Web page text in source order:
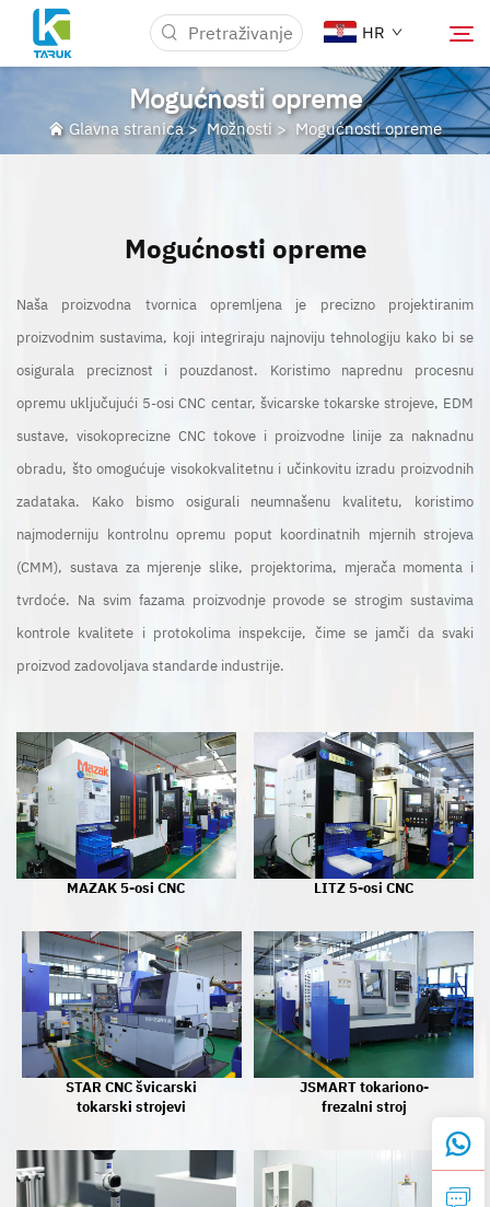
HR
Zašto TARUK
Vijesti i događaji
O nama
Blog
Kontakt
Mogućnosti opreme
Glavna stranica>Možnosti > Mogućnosti opreme
Mogućnosti opreme
Naša proizvodna tvornica opremljena je precizno projektiranim
proizvodnim sustavima, koji integriraju najnoviju tehnologiju kako bi se
osigurala preciznost i pouzdanost. Koristimo naprednu procesnu
opremu uključujući 5-osi CNC centar, švicarske tokarske strojeve, EDM
sustave, visokoprecizne CNC tokove i proizvodne linije za naknadnu
obradu, što omogućuje visokokvalitetnu i učinkovitu izradu proizvodnih
zadataka. Kako bismo osigurali neumnašenu kvalitetu, koristimo
najmoderniju kontrolnu opremu poput koordinatnih mjernih strojeva
(CMM), sustava za mjerenje slike, projektorima, mjerača momenta i
tvrdoće. Na svim fazama proizvodnje provode se strogim sustavima
kontrole kvalitete i protokolima inspekcije, čime se jamči da svaki
proizvod zadovoljava standarde industrije.
MAZAK 5-osi CNC LITZ 5-osi CNC
STAR CNC švicarski
tokarski strojevi
JSMART tokariono-
frezalni stroj